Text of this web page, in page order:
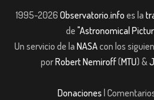
1995-2026 Observatorio.info es la
de "Astronomical
Un servicio de la NASAcon los
porRobert Nemiroff(MTU) &
Donaciones |